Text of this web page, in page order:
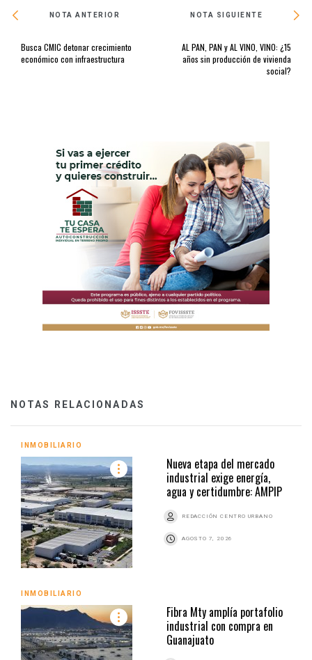
NOTA ANTERIOR
Busca CMIC detonar crecimiento
económico con infraestructura
NOTA SIGUIENTE
AL PAN, PAN y AL VINO, VINO: ¿15
años sin producción de vivienda
social?
NOTAS RELACIONADAS
INMOBILIARIO
Nueva etapa del mercado
industrial exige energía,
agua y certidumbre: AMPIP
REDACCIÓN CENTRO URBANO
AGOSTO 7, 2026
INMOBILIARIO
Fibra Mty amplía portafolio
industrial con compra en
Guanajuato